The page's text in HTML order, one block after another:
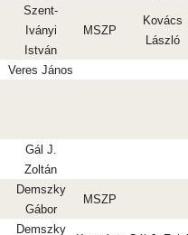
Szent-
Iványi
István
MSZP
Kovács
László
Veres János
Gál J.
Zoltán
Demszky
Gábor
MSZP
Demszky